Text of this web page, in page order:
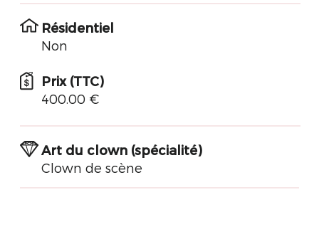
Résidentiel
Non
Prix (TTC)
400.00 €
Art du clown (spécialité)
Clown de scène